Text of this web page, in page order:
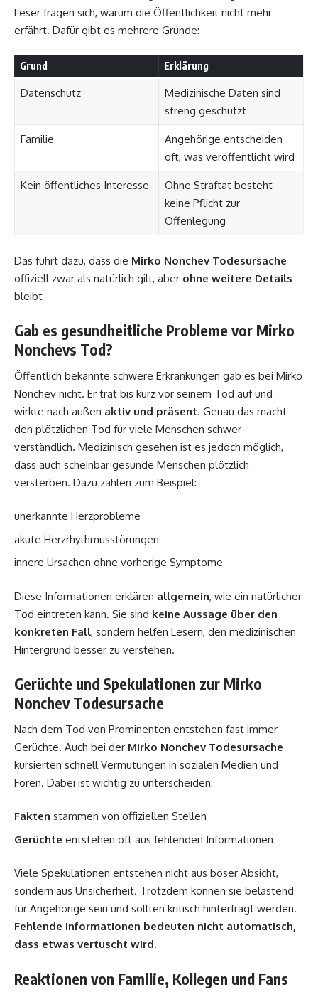
Leser fragen sich, warum die Öffentlichkeit nicht mehr
erfährt. Dafür gibt es mehrere Gründe:
Grund Erklärung
Datenschutz
Medizinische Daten sind
streng geschützt
Familie
Angehörige entscheiden
oft, was veröffentlicht wird
Kein öffentliches Interesse
Ohne Straftat besteht
keine Pflicht zur
Offenlegung
Das führt dazu, dass die Mirko Nonchev Todesursache
offiziell zwar als natürlich gilt, aber ohne weitere Details
bleibt
Gab es gesundheitliche Probleme vor Mirko
Nonchevs Tod?
Öffentlich bekannte schwere Erkrankungen gab es bei Mirko
Nonchev nicht. Er trat bis kurz vor seinem Tod auf und
wirkte nach außen aktiv und präsent. Genau das macht
den plötzlichen Tod für viele Menschen schwer
verständlich. Medizinisch gesehen ist es jedoch möglich,
dass auch scheinbar gesunde Menschen plötzlich
versterben. Dazu zählen zum Beispiel:
unerkannte Herzprobleme
akute Herzrhythmusstörungen
innere Ursachen ohne vorherige Symptome
Diese Informationen erklären allgemein, wie ein natürlicher
Tod eintreten kann. Sie sind keine Aussage über den
konkreten Fall, sondern helfen Lesern, den medizinischen
Hintergrund besser zu verstehen.
Gerüchte und Spekulationen zur Mirko
Nonchev Todesursache
Nach dem Tod von Prominenten entstehen fast immer
Gerüchte. Auch bei der Mirko Nonchev Todesursache
kursierten schnell Vermutungen in sozialen Medien und
Foren. Dabei ist wichtig zu unterscheiden:
Fakten stammen von offiziellen Stellen
Gerüchte entstehen oft aus fehlenden Informationen
Viele Spekulationen entstehen nicht aus böser Absicht,
sondern aus Unsicherheit. Trotzdem können sie belastend
für Angehörige sein und sollten kritisch hinterfragt werden.
Fehlende Informationen bedeuten nicht automatisch,
dass etwas vertuscht wird.
Reaktionen von Familie, Kollegen und Fans